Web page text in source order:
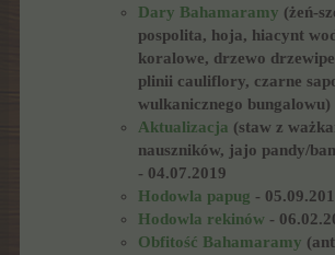
Dary Bahamaramy (żeń-
pospolita, hoja, hiacynt
koralowe, drzewo
plinii cauliflory, czarne
wulkanicznego bungalowu)
Aktualizacja (staw z
nauszników, jajo pandy/
- 04.07.2019
Hodowla papug -
Hodowla rekinów -
Obfitość Bahamaramy